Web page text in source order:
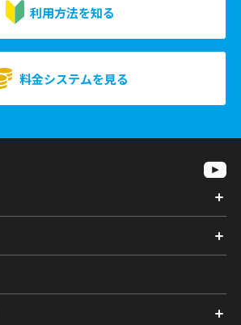
利用方法を知る
料金システムを見る